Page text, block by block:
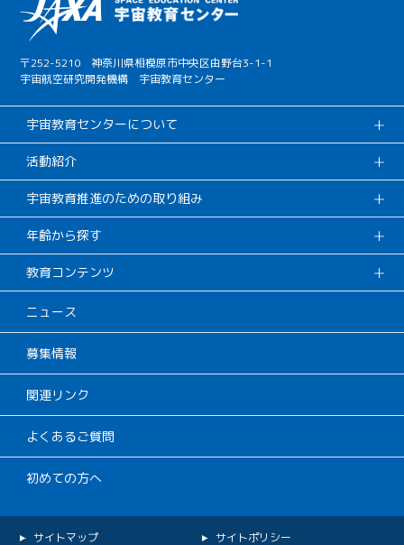
〒252-5210 神奈川県相模原市中央区由野台3-1-1
宇宙航空研究開発機構 宇宙教育センター
宇宙教育センターについて
活動紹介
宇宙教育推進のための取り組み
年齢から探す
教育コンテンツ
ニュース
募集情報
関連リンク
よくあるご質問
初めての方へ
サイトマップ サイトポリシー